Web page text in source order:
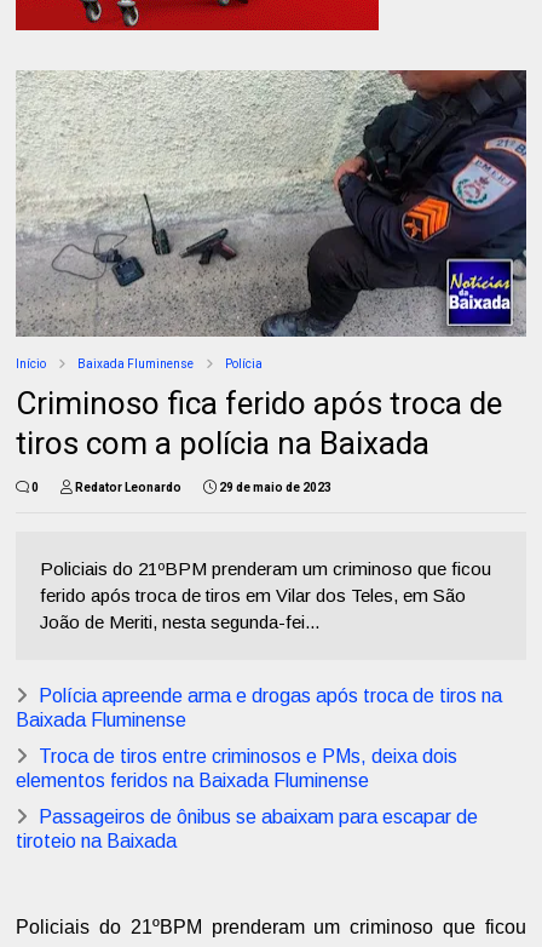
Início Baixada Fluminense Polícia
Criminoso fica ferido após troca de
tiros com a polícia na Baixada
0 Redator Leonardo 29 de maio de 2023
Policiais do 21ºBPM prenderam um criminoso que ficou
ferido após troca de tiros em Vilar dos Teles, em São
João de Meriti, nesta segunda-fei...
Polícia apreende arma e drogas após troca de tiros na
Baixada Fluminense
Troca de tiros entre criminosos e PMs, deixa dois
elementos feridos na Baixada Fluminense
Passageiros de ônibus se abaixam para escapar de
tiroteio na Baixada
Policiais do 21ºBPM prenderam um criminoso que ficou